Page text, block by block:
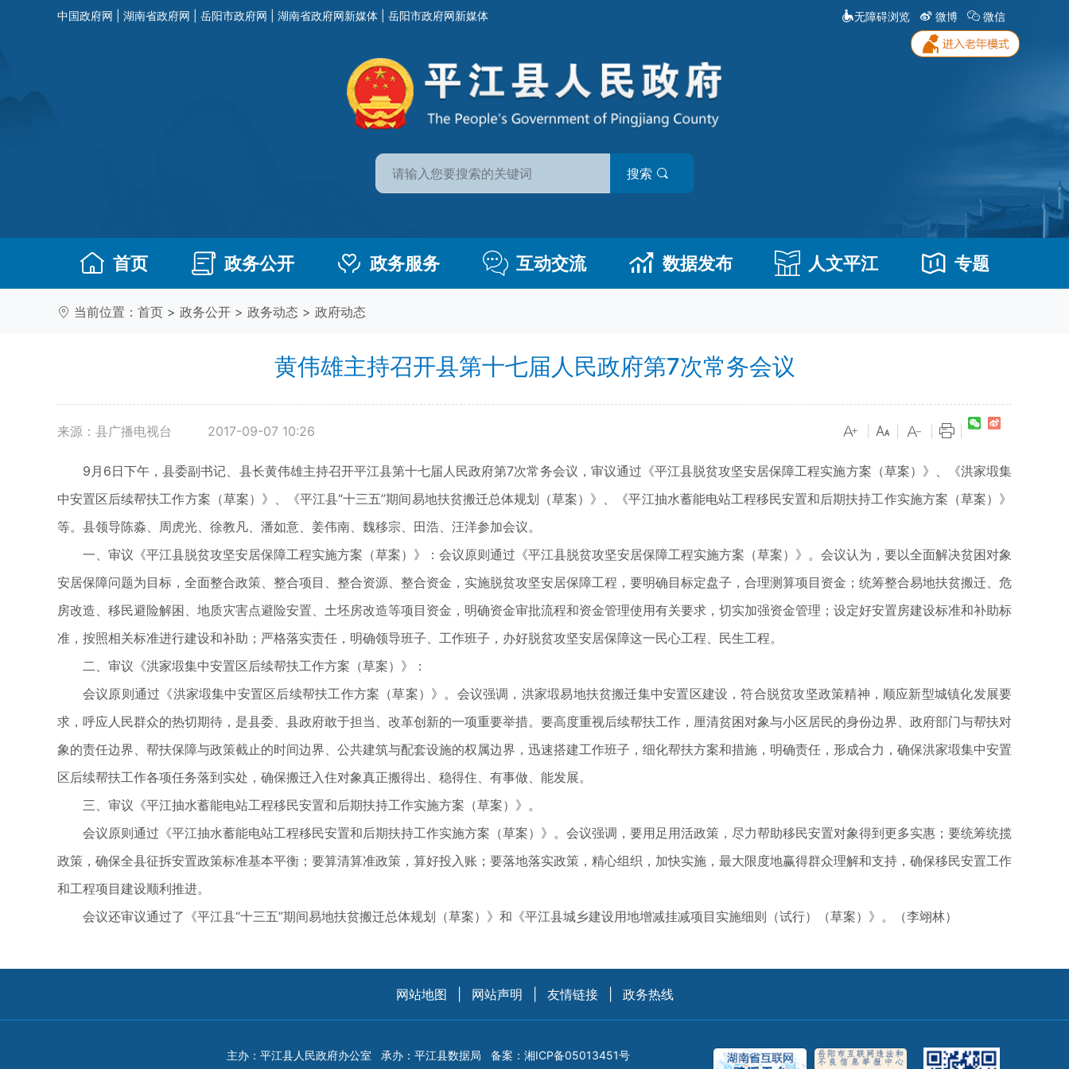
中国政府网 湖南省政府网 岳阳市政府网 湖南省政府网新媒体 岳阳市政府网新媒体 无障碍浏览 微博 微信
搜索
首页 政务公开 政务服务 互动交流 数据发布 人文平江 专题
当前位置： 首页 > 政务公开 > 政务动态 > 政府动态
黄伟雄主持召开县第十七届人民政府第7次常务会议
来源：县广播电视台 2017-09-07 10:26
9月6日下午，县委副书记、县长黄伟雄主持召开平江县第十七届人民政府第7次常务会议，审议通过《平江县脱贫攻坚安居保障工程实施方案（草案）》、《洪家塅集
中安置区后续帮扶工作方案（草案）》、《平江县“十三五”期间易地扶贫搬迁总体规划（草案）》、《平江抽水蓄能电站工程移民安置和后期扶持工作实施方案（草案）》
等。县领导陈淼、周虎光、徐教凡、潘如意、姜伟南、魏移宗、田浩、汪洋参加会议。
一、审议《平江县脱贫攻坚安居保障工程实施方案（草案）》：会议原则通过《平江县脱贫攻坚安居保障工程实施方案（草案）》。会议认为，要以全面解决贫困对象
安居保障问题为目标，全面整合政策、整合项目、整合资源、整合资金，实施脱贫攻坚安居保障工程，要明确目标定盘子，合理测算项目资金；统筹整合易地扶贫搬迁、危
房改造、移民避险解困、地质灾害点避险安置、土坯房改造等项目资金，明确资金审批流程和资金管理使用有关要求，切实加强资金管理；设定好安置房建设标准和补助标
准，按照相关标准进行建设和补助；严格落实责任，明确领导班子、工作班子，办好脱贫攻坚安居保障这一民心工程、民生工程。
二、审议《洪家塅集中安置区后续帮扶工作方案（草案）》：
会议原则通过《洪家塅集中安置区后续帮扶工作方案（草案）》。会议强调，洪家塅易地扶贫搬迁集中安置区建设，符合脱贫攻坚政策精神，顺应新型城镇化发展要
求，呼应人民群众的热切期待，是县委、县政府敢于担当、改革创新的一项重要举措。要高度重视后续帮扶工作，厘清贫困对象与小区居民的身份边界、政府部门与帮扶对
象的责任边界、帮扶保障与政策截止的时间边界、公共建筑与配套设施的权属边界，迅速搭建工作班子，细化帮扶方案和措施，明确责任，形成合力，确保洪家塅集中安置
区后续帮扶工作各项任务落到实处，确保搬迁入住对象真正搬得出、稳得住、有事做、能发展。
三、审议《平江抽水蓄能电站工程移民安置和后期扶持工作实施方案（草案）》。
会议原则通过《平江抽水蓄能电站工程移民安置和后期扶持工作实施方案（草案）》。会议强调，要用足用活政策，尽力帮助移民安置对象得到更多实惠；要统筹统揽
政策，确保全县征拆安置政策标准基本平衡；要算清算准政策，算好投入账；要落地落实政策，精心组织，加快实施，最大限度地赢得群众理解和支持，确保移民安置工作
和工程项目建设顺利推进。
会议还审议通过了《平江县“十三五”期间易地扶贫搬迁总体规划（草案）》和《平江县城乡建设用地增减挂减项目实施细则（试行）（草案）》。（李翊林）
网站地图 网站声明 友情链接 政务热线
主办：平江县人民政府办公室 承办：平江县数据局 备案： 湘ICP备05013451号